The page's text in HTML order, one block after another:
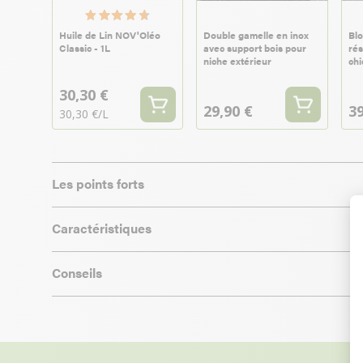
Huile de Lin NOV'Oléo
Classic - 1L
30,30 €
30,30 €/L
Double gamelle en inox
avec support bois pour
niche extérieur
29,90 €
Les points forts
Caractéristiques
Conseils